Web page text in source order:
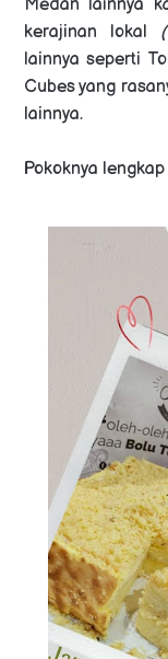
Medan lainnya
kerajinan lokal (
lainnya seperti
Cubes yang
lainnya.
Pokoknya